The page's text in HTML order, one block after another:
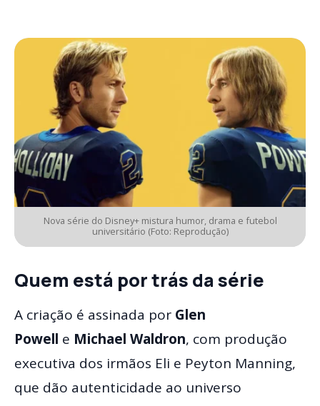
Nova série do Disney+ mistura humor, drama e futebol
universitário (Foto: Reprodução)
Quem está por trás da série
A criação é assinada por Glen
Powell e Michael Waldron, com produção
executiva dos irmãos Eli e Peyton Manning,
que dão autenticidade ao universo